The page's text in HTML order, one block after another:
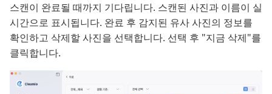
스캔이 완료될 때까지 기다립니다. 스캔된 사진과 이름이 실
시간으로 표시됩니다. 완료 후 감지된 유사 사진의 정보를
확인하고 삭제할 사진을 선택합니다. 선택 후 "지금 삭제"를
클릭합니다.